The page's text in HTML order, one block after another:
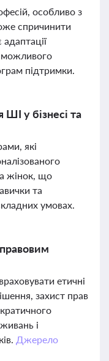
особливо з
спричинити
можливого
підтримки.
у бізнесі та
які
жінок, що
та
умовах.
етичні
захист прав
і
Джерело